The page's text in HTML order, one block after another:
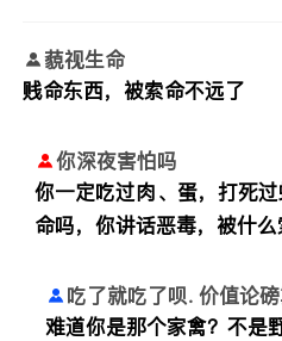
藐视生命
贱命东西，被索命不远了
你深夜害怕吗
你一定吃过肉、蛋，打死
命吗，你讲话恶毒，被什
吃了就吃了呗. 价值论
难道你是那个家禽？不是